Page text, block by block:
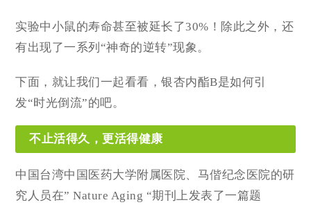
实验中小鼠的寿命甚至被延长了30%！除此之外，还
有出现了一系列“神奇的逆转”现象。
下面，就让我们一起看看，银杏内酯B是如何引
发“时光倒流”的吧。
不止活得久，更活得健康
中国台湾中国医药大学附属医院、马偕纪念医院的研
究人员在” Nature Aging “期刊上发表了一篇题